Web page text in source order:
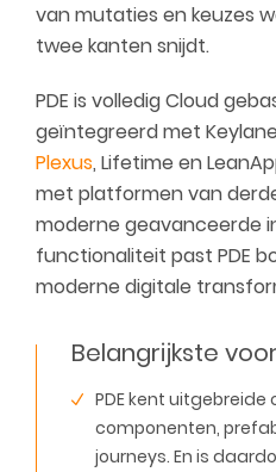
van mutaties en keuzes
twee kanten snijdt.
PDE is volledig Cloud
geïntegreerd met
Plexus, Lifetime en
met platformen van
moderne geavanceerde
functionaliteit past PDE
moderne digitale
Belangrijkste
PDE kent
componenten,
journeys. En is